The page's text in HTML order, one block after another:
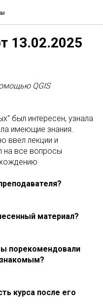
13.02.2025
QGIS
был интересен, узнала
имеющие знания.
ввел лекции и
на все вопросы
материал?
порекомендовали
курса после его